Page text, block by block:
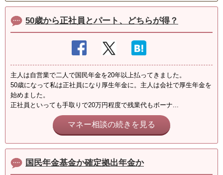
50歳から正社員とパート、どちらが得？
主人は自営業で二人で国民年金を20年以上払ってきました。
50歳になって私は正社員になり厚生年金に。主人は会社で厚生年金を
始めました。
正社員といっても手取りで20万円程度で残業代もボーナ...
マネー相談の続きを見る
国民年金基金か確定拠出年金か